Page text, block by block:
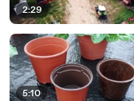
2:29
5:10